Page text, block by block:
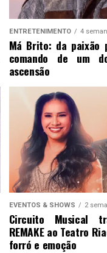
ENTRETENIMENTO 4
Má Brito: da paixão
comando de um
ascensão
EVENTOS & SHOWS 2
Circuito Musical
REMAKE ao Teatro
forró e emoção